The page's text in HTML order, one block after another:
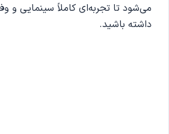
می‌شود تا تجربه‌ای کاملاً سینمایی و
داشته باشید.